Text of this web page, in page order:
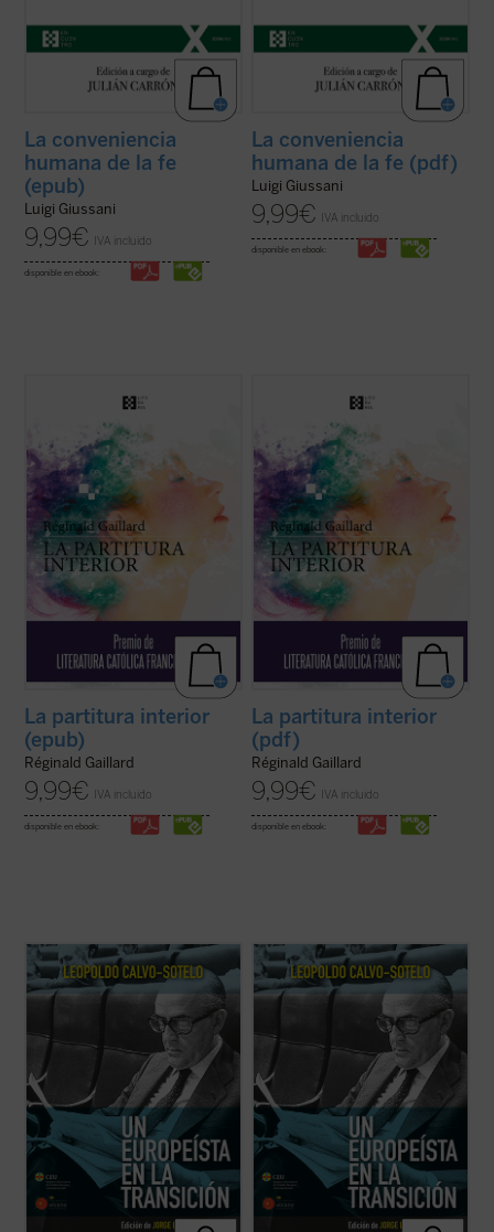
La conveniencia
humana de la fe
(epub)
Luigi Giussani
9,99€ IVA incluido
disponible en ebook:
La conveniencia
humana de la fe (pdf)
Luigi Giussani
9,99€ IVA incluido
disponible en ebook:
las historias de vida de Charlotte, «la loca
del pueblo», y Jan, un músico holandés
quien huye de un amor perdido, tienen en
común una búsqueda espiritual de
trascendiencia y belleza, una relación ...
(ver ficha)
La partitura interior
(epub)
Réginald Gaillard
9,99€ IVA incluido
disponible en ebook:
las historias de vida de Charlotte, «la loca
del pueblo», y Jan, un músico holandés
quien huye de un amor perdido, tienen en
común una búsqueda espiritual de
trascendiencia y belleza, una relación ...
(ver ficha)
La partitura interior
(pdf)
Réginald Gaillard
9,99€ IVA incluido
disponible en ebook:
El presente volumen recoge una cuidada
selección de los discursos y conferencias
sobre Europa, pronunciados por Leopoldo
primera recopila algunas intervenciones
durante su periodo en la primera línea de ...
(ver ficha)
El presente volumen recoge una cuidada
selección de los discursos y conferencias
sobre Europa, pronunciados por Leopoldo
primera recopila algunas intervenciones
durante su periodo en la primera línea de ...
(ver ficha)